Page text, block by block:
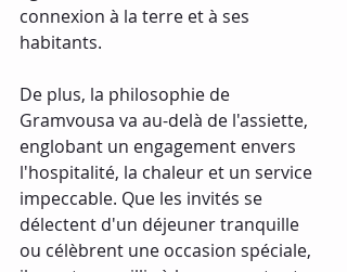
connexion à la terre et à ses
habitants.
De plus, la philosophie de
Gramvousa va au-delà de l'assiette,
englobant un engagement envers
l'hospitalité, la chaleur et un service
impeccable. Que les invités se
délectent d'un déjeuner tranquille
ou célèbrent une occasion spéciale,